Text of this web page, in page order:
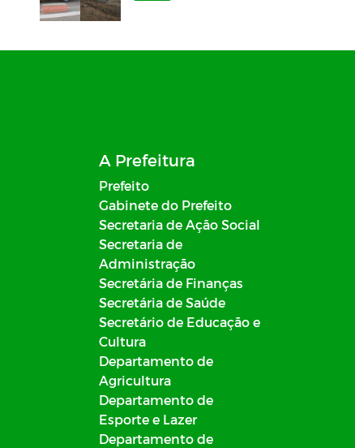
A Prefeitura
Prefeito
Gabinete do Prefeito
Secretaria de Ação Social
Secretaria de
Administração
Secretária de Finanças
Secretária de Saúde
Secretário de Educação e
Cultura
Departamento de
Agricultura
Departamento de
Esporte e Lazer
Departamento de